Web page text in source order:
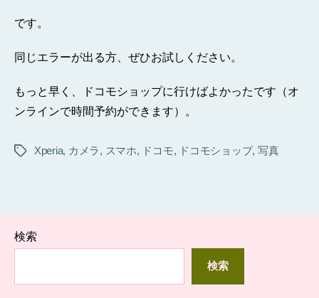
です。
同じエラーが出る方、ぜひお試しください。
もっと早く、ドコモショップに行けばよかったです（オ
ンラインで時間予約ができます）。
タ
Xperia, カメラ, スマホ, ドコモ, ドコモショップ, 写真
検索
検索